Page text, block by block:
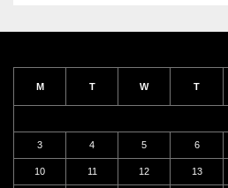
M T W T
3 4 5 6
10 11 12 13